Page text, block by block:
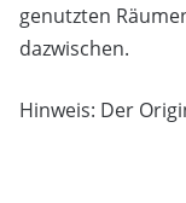
genutzten
dazwischen.
Hinweis: Der